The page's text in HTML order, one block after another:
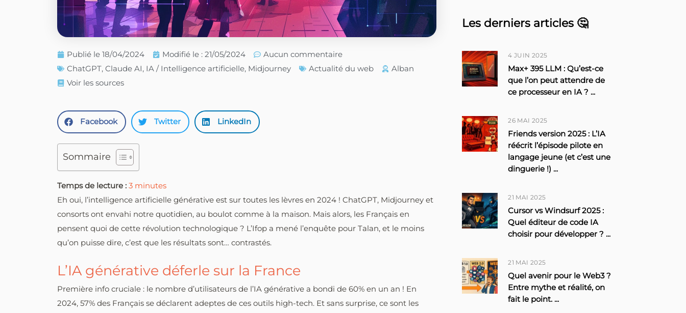
Publié le 18/04/2024 Modifié le : 21/05/2024
Aucun commentaire
ChatGPT, Claude AI, IA / Intelligence artificielle, Midjourney Actualité du web
Alban
Voir les sources
Facebook Twitter LinkedIn
Sommaire
Temps de lecture : 3 minutes
Eh oui, l’intelligence artificielle générative est sur toutes les lèvres en 2024 ! ChatGPT, Midjourney et
consorts ont envahi notre quotidien, au boulot comme à la maison. Mais alors, les Français en
pensent quoi de cette révolution technologique ? L’Ifop a mené l’enquête pour Talan, et le moins
qu’on puisse dire, c’est que les résultats sont… contrastés.
L’IA générative déferle sur la France
Première info cruciale : le nombre d’utilisateurs de l’IA générative a bondi de 60% en un an ! En
2024, 57% des Français se déclarent adeptes de ces outils high-tech. Et sans surprise, ce sont les
Les derniers articles 🤔
4 JUIN 2025
Max+ 395 LLM : Qu’est-ce
que l’on peut attendre de
ce processeur en IA ? ...
26 MAI 2025
Friends version 2025 : L’IA
réécrit l’épisode pilote en
langage jeune (et c’est une
dinguerie !) ...
21 MAI 2025
Cursor vs Windsurf 2025 :
Quel éditeur de code IA
choisir pour développer ? ...
21 MAI 2025
Quel avenir pour le Web3 ?
Entre mythe et réalité, on
fait le point. ...